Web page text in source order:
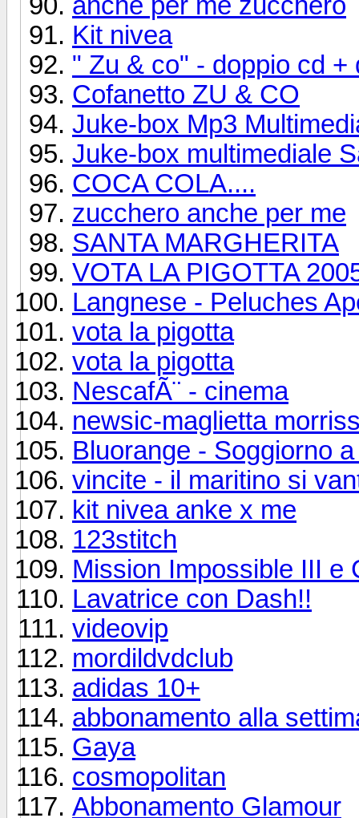
Kit nivea
" Zu & co" - doppio cd +
Cofanetto ZU & CO
Juke-box Mp3
Juke-box multimediale
COCA COLA....
zucchero anche per me
SANTA MARGHERITA
VOTA LA PIGOTTA
Langnese - Peluches
vota la pigotta
vota la pigotta
NescafÃ¨ - cinema
newsic-maglietta
Bluorange - Soggiorno
vincite - il maritino si
kit nivea anke x me
123stitch
Mission Impossible III e
Lavatrice con Dash!!
videovip
mordildvdclub
adidas 10+
abbonamento alla
Gaya
cosmopolitan
Abbonamento Glamour